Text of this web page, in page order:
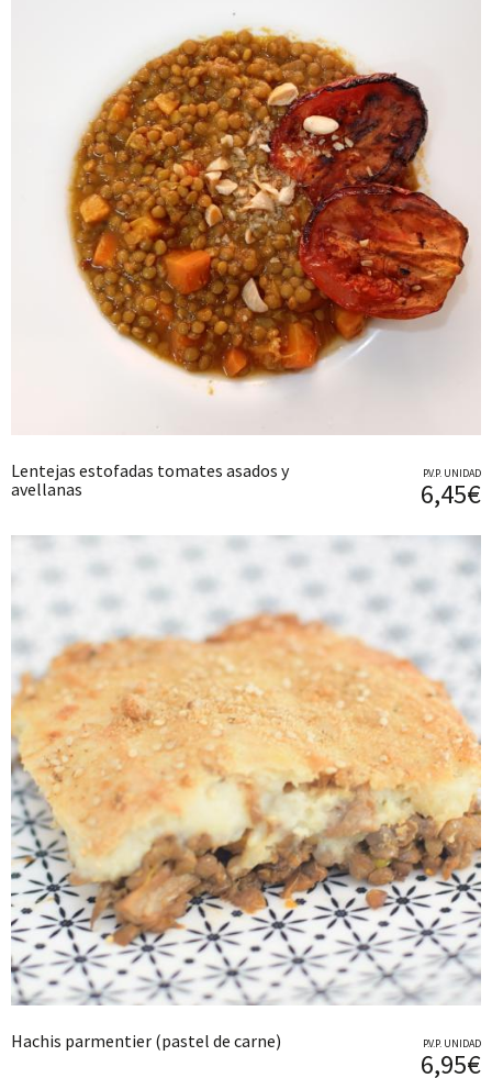
Lentejas estofadas tomates asados y
avellanas
P.V.P. UNIDAD
6,45€
Hachis parmentier (pastel de carne) P.V.P. UNIDAD
6,95€